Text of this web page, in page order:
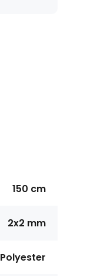
150 cm
2x2 mm
Polyester